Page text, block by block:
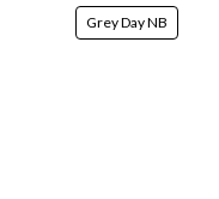
Grey Day NB